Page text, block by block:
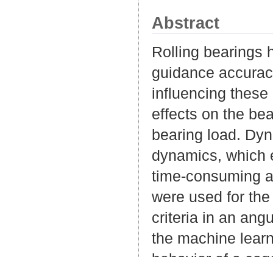
Abstract
Rolling bearings
guidance
influencing
effects on the
bearing load.
dynamics, which
time-consuming
were used for
criteria in an
the machine